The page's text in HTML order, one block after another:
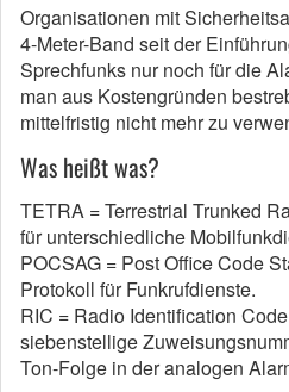
Organisationen mit
4-Meter-Band seit der
Sprechfunks nur noch für die
man aus Kostengründen
mittelfristig nicht mehr zu
Was heißt was?
TETRA = Terrestrial Trunked
für unterschiedliche
POCSAG = Post Office Code
Protokoll für Funkrufdienste.
RIC = Radio Identification
siebenstellige
Ton-Folge in der analogen